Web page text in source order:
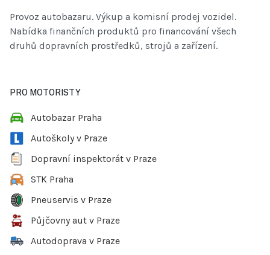
Provoz autobazaru. Výkup a komisní prodej vozidel.
Nabídka finančních produktů pro financování všech
druhů dopravních prostředků, strojů a zařízení.
PRO MOTORISTY
Autobazar Praha
Autoškoly v Praze
Dopravní inspektorát v Praze
STK Praha
Pneuservis v Praze
Půjčovny aut v Praze
Autodoprava v Praze